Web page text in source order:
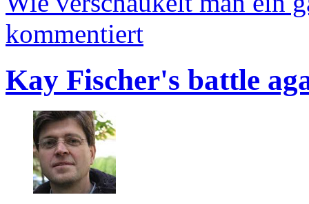
kommentiert
Kay Fischer's battle